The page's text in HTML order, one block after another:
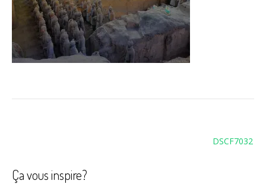
DSCF7032
Ça vous inspire?